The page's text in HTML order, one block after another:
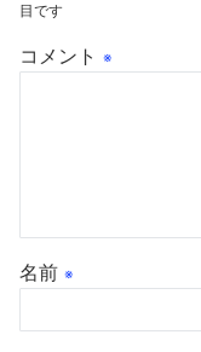
目です
コメント ※
名前 ※